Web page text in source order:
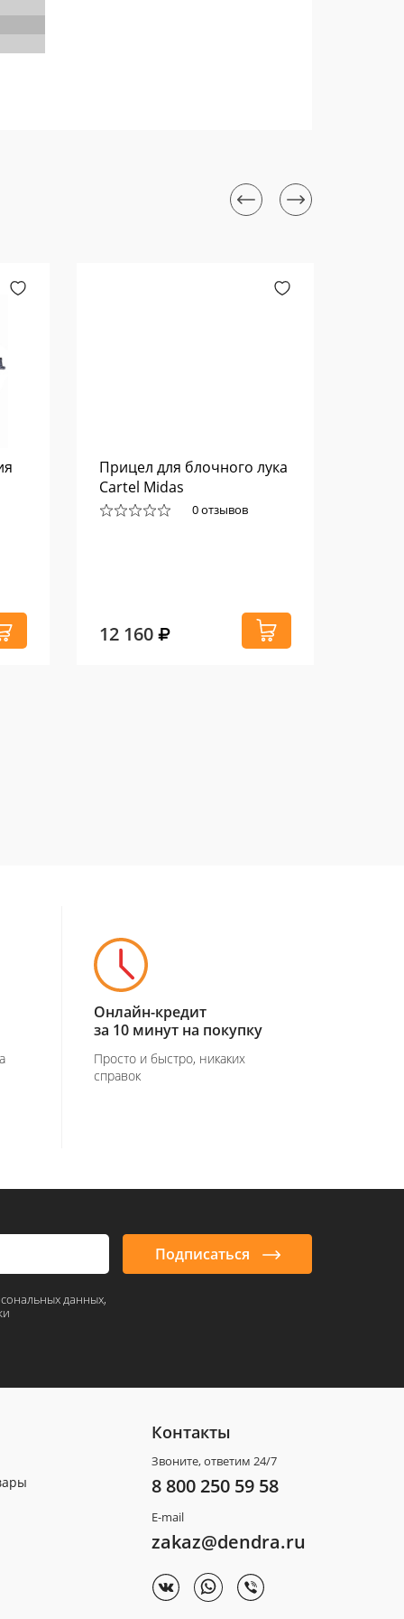
Прицел для блочного лука
Cartel Midas
0 отзывов
12 160
Онлайн-кредит
за 10 минут на покупку
Просто и быстро, никаких
справок
Подписаться
данных,
Контакты
Звоните, ответим 24/7
8 800 250 59 58
E-mail
zakaz@dendra.ru